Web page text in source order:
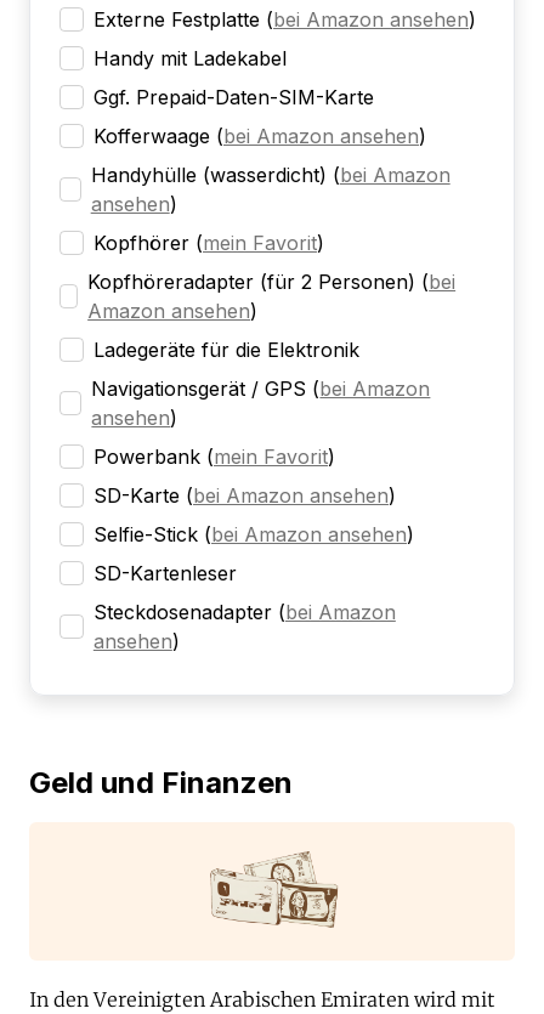
Externe Festplatte (bei Amazon ansehen)
Handy mit Ladekabel
Ggf. Prepaid-Daten-SIM-Karte
Kofferwaage (bei Amazon ansehen)
Handyhülle (wasserdicht) (bei Amazon
ansehen)
Kopfhörer (mein Favorit)
Kopfhöreradapter (für 2 Personen) (bei
Amazon ansehen)
Ladegeräte für die Elektronik
Navigationsgerät / GPS (bei Amazon
ansehen)
Powerbank (mein Favorit)
SD-Karte (bei Amazon ansehen)
Selfie-Stick (bei Amazon ansehen)
SD-Kartenleser
Steckdosenadapter (bei Amazon
ansehen)
Geld und Finanzen
In den Vereinigten Arabischen Emiraten wird mit